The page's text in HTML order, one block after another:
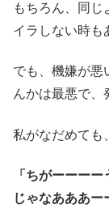
もちろん、同じ
イラしない時も
でも、機嫌が悪
んかは最悪で、
私がなだめても、
「ちがーーー
じゃなあああー